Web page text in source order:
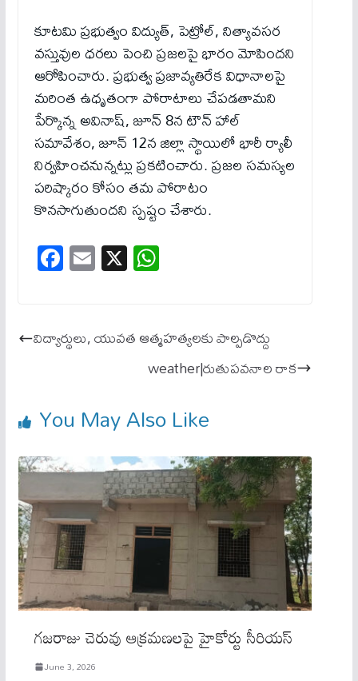
కూటమి ప్రభుత్వం విద్యుత్, పెట్రోల్, నిత్యావసర
వస్తువుల ధరలు పెంచి ప్రజలపై భారం మోపిందని
ఆరోపించారు. ప్రభుత్వ ప్రజావ్యతిరేక విధానాలపై
మరింత ఉధృతంగా పోరాటాలు చేపడతామని
పేర్కొన్న అవినాష్, జూన్ 8న టౌన్ హాల్
సమావేశం, జూన్ 12న జిల్లా స్థాయిలో భారీ ర్యాలీ
నిర్వహించనున్నట్లు ప్రకటించారు. ప్రజల సమస్యల
పరిష్కారం కోసం తమ పోరాటం
కొనసాగుతుందని స్పష్టం చేశారు.
Fa
ce
ok
E
m
X W
ha
A
pp
విద్యార్థులు, యువత ఆత్మహత్యలకు పాల్పడొద్దు
weather|రుతుప‌వ‌నాల రాక‌
You May Also Like
గజరాజు చెరువు ఆక్రమణలపై హైకోర్టు సీరియస్
June 3, 2026